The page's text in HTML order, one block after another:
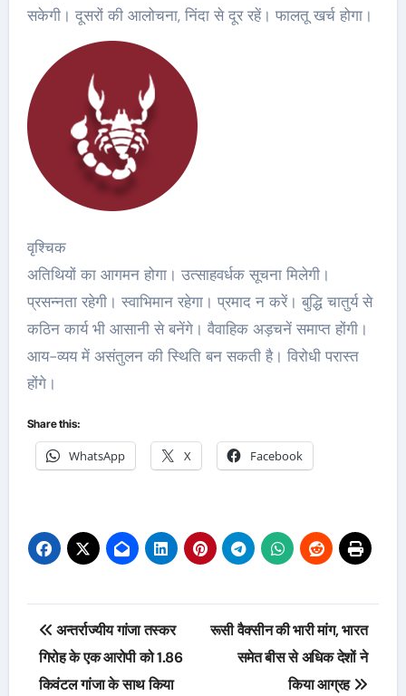
सकेगी। दूसरों की आलोचना, निंदा से दूर रहें। फालतू खर्च होगा।
वृश्चिक
अतिथियों का आगमन होगा। उत्साहवर्धक सूचना मिलेगी।
प्रसन्नता रहेगी। स्वाभिमान रहेगा। प्रमाद न करें। बुद्धि चातुर्य से
कठिन कार्य भी आसानी से बनेंगे। वैवाहिक अड़चनें समाप्त होंगी।
आय-व्यय में असंतुलन की स्थिति बन सकती है। विरोधी परास्त
होंगे।
Share this:
WhatsApp X Facebook
Post
navigation
अन्तर्राज्यीय गांजा तस्कर
गिरोह के एक आरोपी को 1.86
किवंटल गांजा के साथ किया
रूसी वैक्सीन की भारी मांग, भारत
समेत बीस से अधिक देशों ने
किया आग्रह